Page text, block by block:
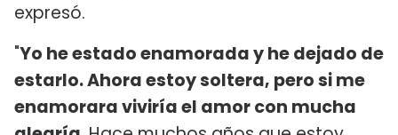
expresó.
"Yo he estado enamorada y he dejado de
estarlo. Ahora estoy soltera, pero si me
enamorara viviría el amor con mucha